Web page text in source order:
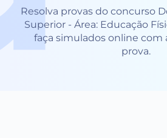
Resolva provas do concurso
Superior - Área: Educação
faça simulados online com
prova.